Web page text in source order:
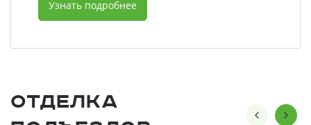
Узнать подробнее
Отделка